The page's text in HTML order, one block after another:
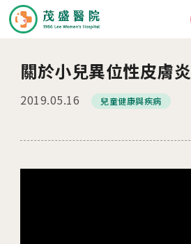
01 關於茂盛
醫院簡介
關於小兒異位性皮膚炎
2019.05.16 兒童健康與疾病